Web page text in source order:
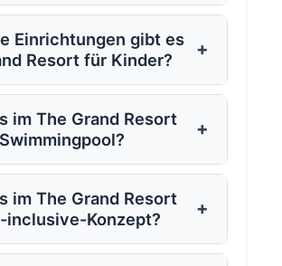
Einrichtungen gibt es
Resort für Kinder?
+
im The Grand Resort
+
im The Grand Resort
inclusive-Konzept?
+